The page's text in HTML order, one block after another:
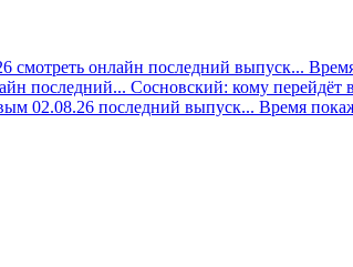
смотреть онлайн последний выпуск...
последний... Сосновский: кому перейдёт
02.08.26 последний выпуск... Время